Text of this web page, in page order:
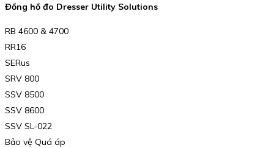
Đồng hồ đo Dresser Utility Solutions
RB 4600 & 4700
RR16
SERus
SRV 800
SSV 8500
SSV 8600
SSV SL-022
Bảo vệ Quá áp